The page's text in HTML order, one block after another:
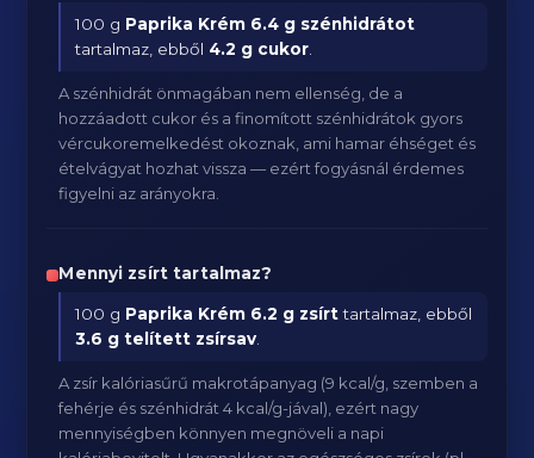
100 g Paprika Krém 6.4 g szénhidrátot
tartalmaz, ebből 4.2 g cukor
A szénhidrát önmagában nem ellenség, de a
hozzáadott cukor és a finomított szénhidrátok gyors
vércukoremelkedést okoznak, ami hamar éhséget és
ételvágyat hozhat vissza — ezért fogyásnál érdemes
figyelni az arányokra.
Mennyi zsírt tartalmaz?
100 g Paprika Krém 6.2 g zsírttartalmaz, ebből
3.6 g telített zsírsav
A zsír kalóriasűrű makrotápanyag (9 kcal/g, szemben a
fehérje és szénhidrát 4 kcal/g-jával), ezért nagy
mennyiségben könnyen megnöveli a napi